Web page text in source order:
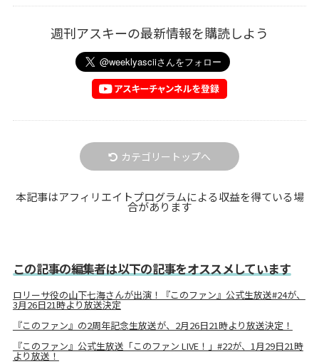
週刊アスキーの最新情報を購読しよう
カテゴリートップへ
本記事はアフィリエイトプログラムによる収益を得ている場
合があります
この記事の編集者は以下の記事をオススメしています
ロリーサ役の山下七海さんが出演！『このファン』公式生放送#24が、
3月26日21時より放送決定
『このファン』の2周年記念生放送が、2月26日21時より放送決定！
『このファン』公式生放送「このファン LIVE！」#22が、1月29日21時
より放送！